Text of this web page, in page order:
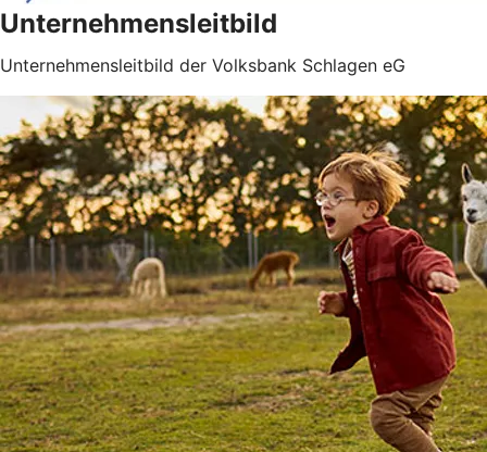
Unternehmensleitbild
Unternehmensleitbild der Volksbank Schlagen eG